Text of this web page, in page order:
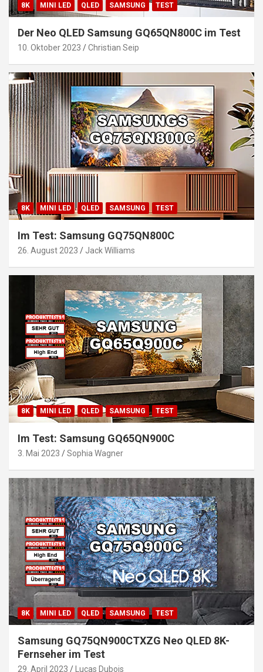
8K MINI LED QLED SAMSUNG TEST
Der Neo QLED Samsung GQ65QN800C im Test
10. Oktober 2023 Christian Seip
8K MINI LED QLED SAMSUNG TEST
Im Test: Samsung GQ75QN800C
26. August 2023 Jack Williams
8K MINI LED QLED SAMSUNG TEST
Im Test: Samsung GQ65QN900C
3. Mai 2023 Sophia Wagner
8K MINI LED QLED SAMSUNG TEST
Samsung GQ75QN900CTXZG Neo QLED 8K-
Fernseher im Test
29. April 2023 Lucas Dubois